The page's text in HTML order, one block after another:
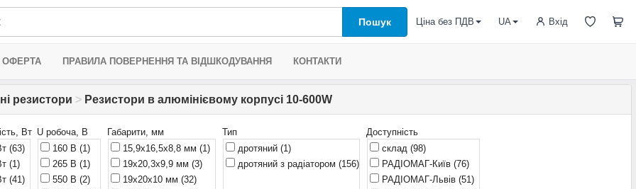
Пошук Вхід
Ціна без ПДВ UA
ОФЕРТА ПРАВИЛА ПОВЕРНЕННЯ ТА ВІДШКОДУВАННЯ КОНТАКТИ
резистори > Резистори в алюмінієвому корпусі 10-600W
Вт
(63)
(1)
(41)
U робоча, В
160 В (1)
265 В (1)
550 В (2)
Габарити, мм
15,9x16,5x8,8 мм (1)
19x20,3x9,9 мм (3)
19x20x10 мм (32)
Тип
дротяний (1)
дротяний з радіатором (156)
Доступність
склад (98)
РАДІОМАГ-Київ (76)
РАДІОМАГ-Львів (51)